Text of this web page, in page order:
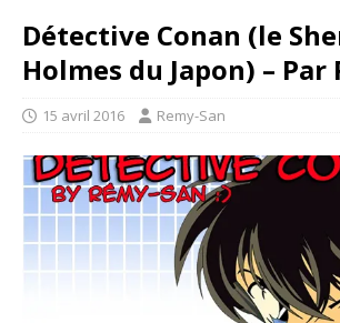
Détective Conan (le
Holmes du Japon) – Par
15 avril 2016 Remy-San